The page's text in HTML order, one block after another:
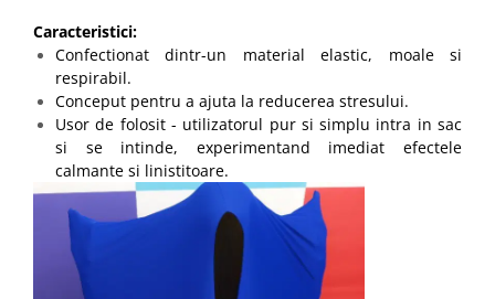
Caracteristici:
Confectionat dintr-un material elastic, moale si
respirabil.
Conceput pentru a ajuta la reducerea stresului.
Usor de folosit - utilizatorul pur si simplu intra in sac
si se intinde, experimentand imediat efectele
calmante si linistitoare.